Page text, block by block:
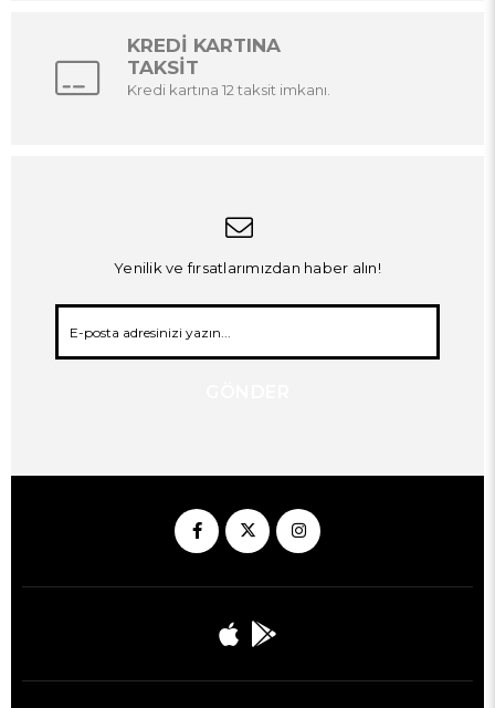
KREDİ KARTINA
TAKSİT
Kredi kartına 12 taksit imkanı.
Yenilik ve fırsatlarımızdan haber alın!